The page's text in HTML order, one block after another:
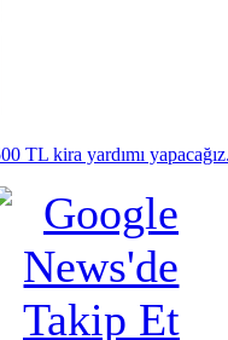
TL kira yardımı